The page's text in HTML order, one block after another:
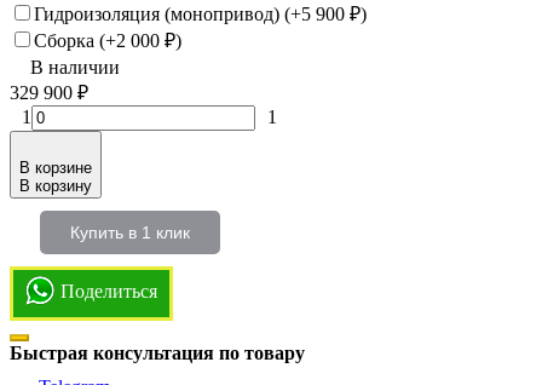
Гидроизоляция (монопривод) (+5 900 ₽)
Сборка (+2 000 ₽)
В наличии
329 900 ₽
1
1
В корзине
В корзину
Купить в 1 клик
Поделиться
Быстрая консультация по товару